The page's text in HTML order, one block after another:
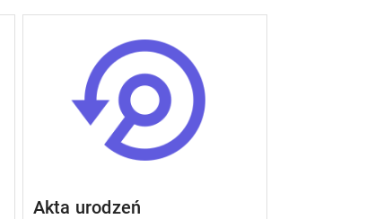
Akta urodzeń